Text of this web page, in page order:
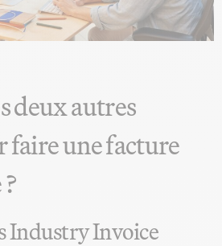
deux autres
faire une facture
Industry Invoice